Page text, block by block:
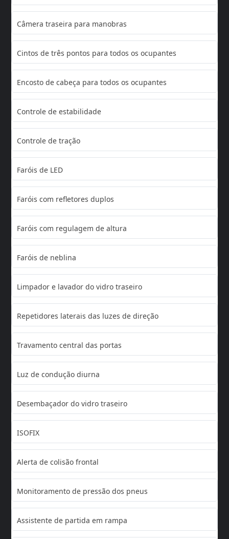
Câmera traseira para manobras
Cintos de três pontos para todos os ocupantes
Encosto de cabeça para todos os ocupantes
Controle de estabilidade
Controle de tração
Faróis de LED
Faróis com refletores duplos
Faróis com regulagem de altura
Faróis de neblina
Limpador e lavador do vidro traseiro
Repetidores laterais das luzes de direção
Travamento central das portas
Luz de condução diurna
Desembaçador do vidro traseiro
ISOFIX
Alerta de colisão frontal
Monitoramento de pressão dos pneus
Assistente de partida em rampa